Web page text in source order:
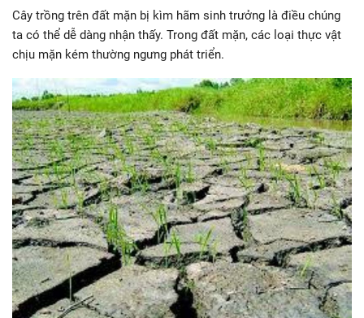
Cây trồng trên đất mặn bị kìm hãm sinh trưởng là điều chúng
ta có thể dễ dàng nhận thấy. Trong đất mặn, các loại thực vật
chịu mặn kém thường ngưng phát triển.